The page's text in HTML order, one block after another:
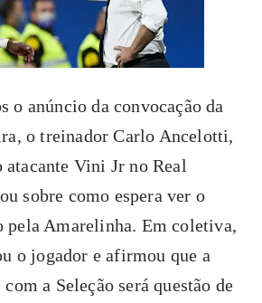
o anúncio da convocação da
o treinador Carlo Ancelotti,
atacante Vini Jr no Real
sobre como espera ver o
pela Amarelinha. Em coletiva,
o jogador e afirmou que a
a Seleção será questão de